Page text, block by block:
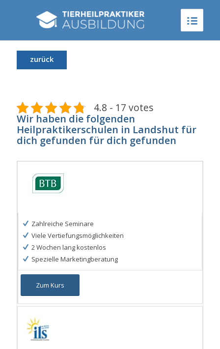
zurück
4.8 - 17 votes
Wir haben die folgenden
Heilpraktikerschulen in Landshut für
dich gefunden für dich gefunden
Zahlreiche Seminare
Viele Vertiefungsmöglichkeiten
2 Wochen lang kostenlos
Spezielle Marketingberatung
Zum Kurs